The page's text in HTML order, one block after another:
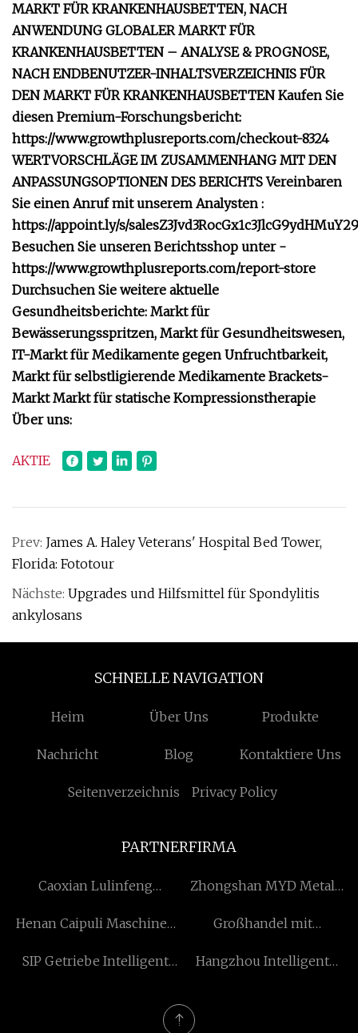
MARKT FÜR KRANKENHAUSBETTEN, NACH
ANWENDUNG GLOBALER MARKT FÜR
KRANKENHAUSBETTEN – ANALYSE & PROGNOSE,
NACH ENDBENUTZER-INHALTSVERZEICHNIS FÜR
DEN MARKT FÜR KRANKENHAUSBETTEN Kaufen Sie
diesen Premium-Forschungsbericht:
https://www.growthplusreports.com/checkout-8324
WERTVORSCHLÄGE IM ZUSAMMENHANG MIT DEN
ANPASSUNGSOPTIONEN DES BERICHTS Vereinbaren
Sie einen Anruf mit unserem Analysten :
https://appoint.ly/s/
Besuchen Sie unseren Berichtsshop unter -
https://www.growthplusreports.com/report-store
Durchsuchen Sie weitere aktuelle
Gesundheitsberichte: Markt für
Bewässerungsspritzen, Markt für Gesundheitswesen,
IT-Markt für Medikamente gegen Unfruchtbarkeit,
Markt für selbstligierende Medikamente Brackets-
Markt Markt für statische Kompressionstherapie
Über uns:
AKTIE
Prev: James A. Haley Veterans' Hospital Bed Tower,
Florida: Fototour
Nächste: Upgrades und Hilfsmittel für Spondylitis
ankylosans
SCHNELLE NAVIGATION
Heim Über Uns Produkte
Nachricht Blog Kontaktiere Uns
Seitenverzeichnis Privacy Policy
PARTNERFIRMA
Caoxian Lulinfeng
Zhongshan MYD Metal
Henan Caipuli Maschinen
Großhandel mit
Batteriewagen
SIP Getriebe Intelligent
Hangzhou Intelligent